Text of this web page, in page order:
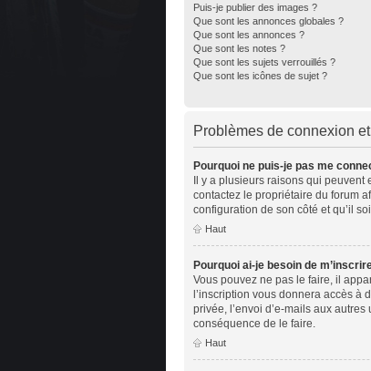
Puis-je publier des images ?
Que sont les annonces globales ?
Que sont les annonces ?
Que sont les notes ?
Que sont les sujets verrouillés ?
Que sont les icônes de sujet ?
Problèmes de connexion
Pourquoi ne puis-je pas me
Il y a plusieurs raisons qui peuvent
contactez le propriétaire du forum
configuration de son côté et qu’il
Haut
Pourquoi ai-je besoin de
Vous pouvez ne pas le faire, il
l’inscription vous donnera accès à
privée, l’envoi d’e-mails aux
conséquence de le faire.
Haut